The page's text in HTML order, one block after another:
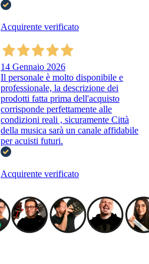
Acquirente verificato
14 Gennaio 2026
Il personale è molto disponibile e
professionale, la descrizione dei
prodotti fatta prima dell'acquisto
corrisponde perfettamente alle
condizioni reali , sicuramente Città
della musica sarà un canale affidabile
per acuisti futuri.
Acquirente verificato